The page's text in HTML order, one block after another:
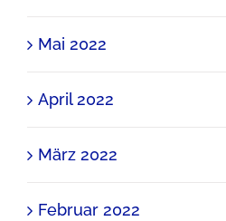
Mai 2022
April 2022
März 2022
Februar 2022